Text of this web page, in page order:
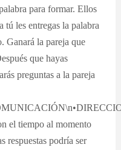
para formar. Ellos
tú les entregas la palabra
Ganará la pareja que
que hayas
preguntas a la pareja
el tiempo al momento
respuestas podría ser